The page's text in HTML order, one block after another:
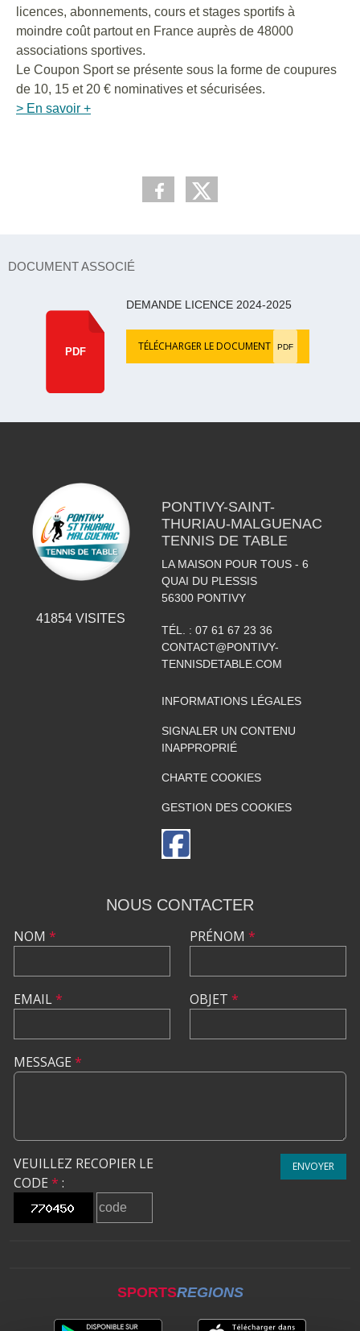
licences, abonnements, cours et stages sportifs à
moindre coût partout en France auprès de 48000
associations sportives.
Le Coupon Sport se présente sous la forme de coupures
de 10, 15 et 20 € nominatives et sécurisées.
> En savoir +
DOCUMENT ASSOCIÉ
PDF
DEMANDE LICENCE 2024-2025
TÉLÉCHARGER LE DOCUMENT PDF
41854VISITES
PONTIVY-SAINT-
THURIAU-MALGUENAC
TENNIS DE TABLE
LA MAISON POUR TOUS - 6
QUAI DU PLESSIS
56300 PONTIVY
TÉL. : 07 61 67 23 36
CONTACT@PONTIVY-
TENNISDETABLE.COM
INFORMATIONS LÉGALES
SIGNALER UN CONTENU
INAPPROPRIÉ
CHARTE COOKIES
GESTION DES COOKIES
NOUS CONTACTER
NOM *
EMAIL*
PRÉNOM *
OBJET *
MESSAGE *
VEUILLEZ RECOPIER LE
CODE * :
ENVOYER
SPORTSREGIONS